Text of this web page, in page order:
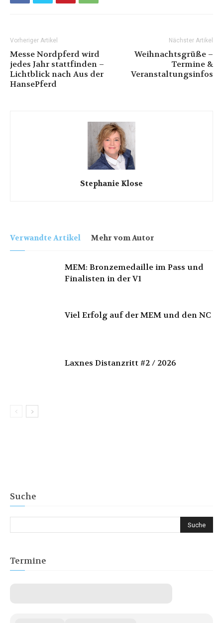
Vorheriger Artikel
Messe Nordpferd wird
jedes Jahr stattfinden –
Lichtblick nach Aus der
HansePferd
Nächster Artikel
Weihnachtsgrüße –
Termine &
Veranstaltungsinfos
Stephanie Klose
Verwandte Artikel Mehr vom Autor
MEM: Bronzemedaille im Pass und
Finalisten in der V1
Viel Erfolg auf der MEM und den NC
Laxnes Distanzritt #2 / 2026
Suche
Termine